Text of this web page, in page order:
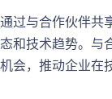
通过与合作伙伴共
态和技术趋势。与
机会，推动企业在